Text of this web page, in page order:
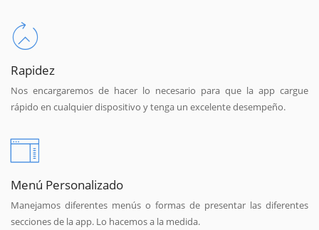
Rapidez
Nos encargaremos de hacer lo necesario para que la app cargue
rápido en cualquier dispositivo y tenga un excelente desempeño.
Menú Personalizado
Manejamos diferentes menús o formas de presentar las diferentes
secciones de la app. Lo hacemos a la medida.